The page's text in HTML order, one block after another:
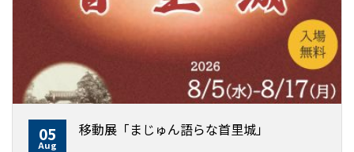
05
Aug
移動展「まじゅん語らな首里城」